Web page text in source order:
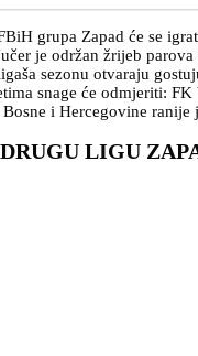
grupa Zapad će se
je održan žrijeb
sezonu otvaraju
snage će odmjeriti:
Bosne i Hercegovine
LIGU